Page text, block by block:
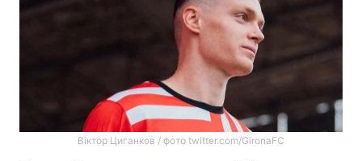
Віктор Циганков / фото twitter.com/GironaFC